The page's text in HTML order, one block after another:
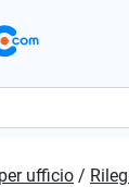
ufficio /